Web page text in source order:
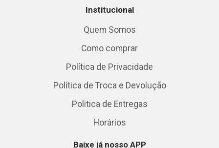
Institucional
Quem Somos
Como comprar
Política de Privacidade
Política de Troca e Devolução
Politica de Entregas
Horários
Baixe já nosso APP